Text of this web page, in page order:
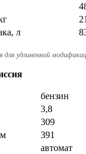
л
для удлиненной
бензин
3,8
309
391
автомат